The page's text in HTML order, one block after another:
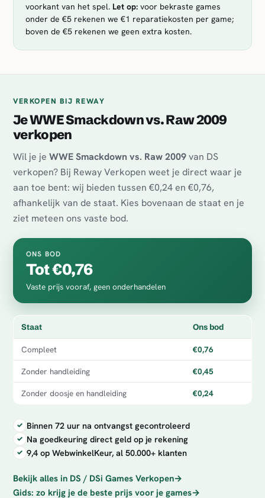
voorkant van het spel. Let op: voor bekraste games
onder de €5 rekenen we €1 reparatiekosten per game;
boven de €5 rekenen we geen extra kosten.
VERKOPEN BIJ REWAY
Je WWE Smackdown vs. Raw 2009
verkopen
Wil je je WWE Smackdown vs. Raw 2009van DS
verkopen? Bij Reway Verkopen weet je direct waar je
aan toe bent: wij bieden tussen €0,24 en €0,76,
afhankelijk van de staat. Kies bovenaan de staat en je
ziet meteen ons vaste bod.
ONS BOD
Tot €0,76
Vaste prijs vooraf, geen onderhandelen
Staat Ons bod
Compleet €0,76
Zonder handleiding €0,45
Zonder doosje en handleiding €0,24
Binnen 72 uur na ontvangst gecontroleerd
Na goedkeuring direct geld op je rekening
9,4 op WebwinkelKeur, al 50.000+ klanten
Bekijk alles in DS / DSi Games Verkopen→
Gids: zo krijg je de beste prijs voor je games→